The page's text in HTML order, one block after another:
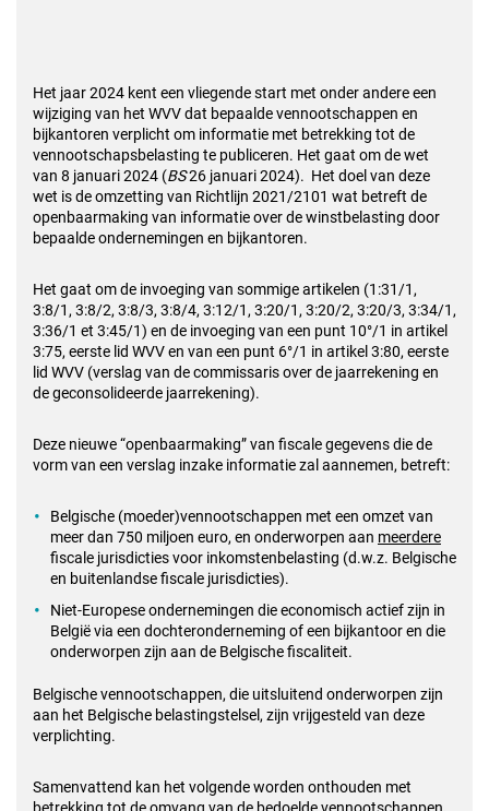
Het jaar 2024 kent een vliegende start met onder andere een
wijziging van het WVV dat bepaalde vennootschappen en
bijkantoren verplicht om informatie met betrekking tot de
vennootschapsbelasting te publiceren. Het gaat om de wet
van 8 januari 2024 (BS26 januari 2024). Het doel van deze
wet is de omzetting van Richtlijn 2021/2101 wat betreft de
openbaarmaking van informatie over de winstbelasting door
bepaalde ondernemingen en bijkantoren.
Het gaat om de invoeging van sommige artikelen (1:31/1,
3:8/1, 3:8/2, 3:8/3, 3:8/4, 3:12/1, 3:20/1, 3:20/2, 3:20/3, 3:34/1,
3:36/1 et 3:45/1) en de invoeging van een punt 10°/1 in artikel
3:75, eerste lid WVV en van een punt 6°/1 in artikel 3:80, eerste
lid WVV (verslag van de commissaris over de jaarrekening en
de geconsolideerde jaarrekening).
Deze nieuwe “openbaarmaking” van fiscale gegevens die de
vorm van een verslag inzake informatie zal aannemen, betreft:
Belgische (moeder)vennootschappen met een omzet van
meer dan 750 miljoen euro, en onderworpen aan meerdere
fiscale jurisdicties voor inkomstenbelasting (d.w.z. Belgische
en buitenlandse fiscale jurisdicties).
Niet-Europese ondernemingen die economisch actief zijn in
België via een dochteronderneming of een bijkantoor en die
onderworpen zijn aan de Belgische fiscaliteit.
Belgische vennootschappen, die uitsluitend onderworpen zijn
aan het Belgische belastingstelsel, zijn vrijgesteld van deze
verplichting.
Samenvattend kan het volgende worden onthouden met